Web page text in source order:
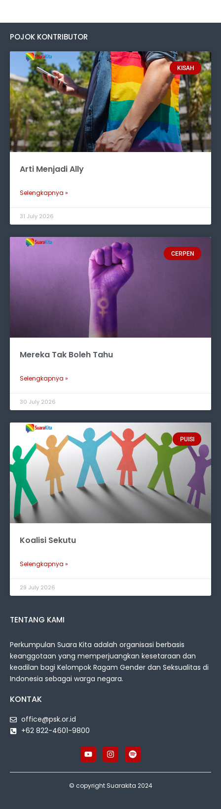
POJOK KONTRIBUTOR
KISAH
Arti Menjadi Ally
Selengkapnya »
31 July 2026
CERPEN
Mereka Tak Boleh Tahu
Selengkapnya »
30 July 2026
PUISI
Koalisi Sekutu
Selengkapnya »
29 July 2026
TENTANG KAMI
Perkumpulan Suara Kita adalah organisasi berbasis
keanggotaan yang memperjuangkan kesetaraan dan
keadilan bagi Kelompok Ragam Gender dan Seksualitas di
Indonesia sebagai warga negara.
KONTAK
office@psk.or.id
+62 822-4601-9800
© copyright Suarakita 2024